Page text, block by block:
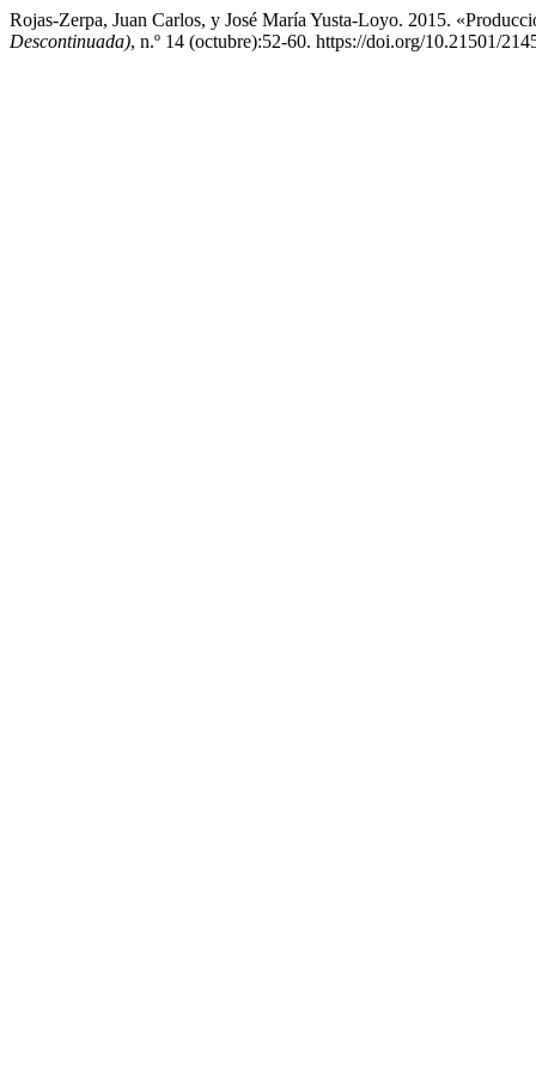
Rojas-Zerpa, Juan Carlos, y José María Yusta-Loyo. 2015.
Descontinuada), n.º 14 (octubre):52-60. https://doi.org/10.21501/